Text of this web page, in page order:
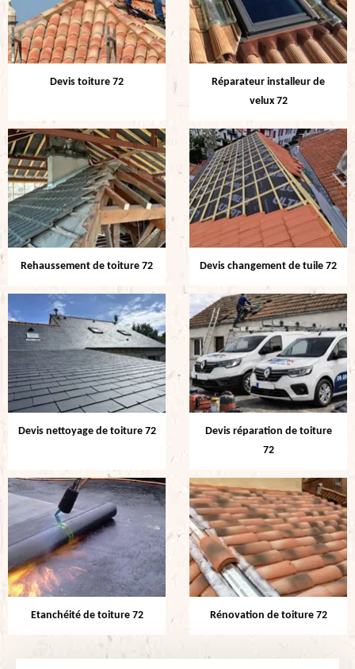
Devis toiture 72
Réparateur installeur de
velux 72
Rehaussement de toiture 72 Devis changement de tuile 72
Devis nettoyage de toiture 72
Devis réparation de toiture
72
Etanchéité de toiture 72 Rénovation de toiture 72